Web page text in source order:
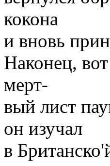
кокона
и вновь
Наконец,
мерт-
вый лист
он изучал
в